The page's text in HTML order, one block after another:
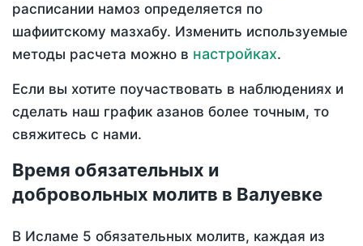
расписании намоз определяется по
шафиитскому мазхабу. Изменить используемые
методы расчета можно в настройках.
Если вы хотите поучаствовать в наблюдениях и
сделать наш график азанов более точным, то
свяжитесь с нами.
Время обязательных и
добровольных молитв в Валуевке
В Исламе 5 обязательных молитв, каждая из